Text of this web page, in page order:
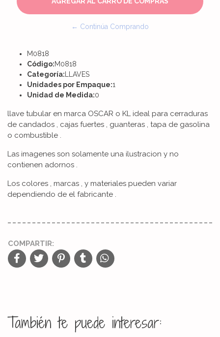
← Continúa Comprando
M0818
Código:M0818
Categoría: LLAVES
Unidades por Empaque:1
Unidad de Medida:0
llave tubular en marca OSCAR o KL ideal para cerraduras
de candados , cajas fuertes , guanteras , tapa de gasolina
o combustible .
Las imagenes son solamente una ilustracion y no
contienen adornos .
Los colores , marcas , y materiales pueden variar
dependiendo de el fabricante .
COMPARTIR:
También te puede interesar: